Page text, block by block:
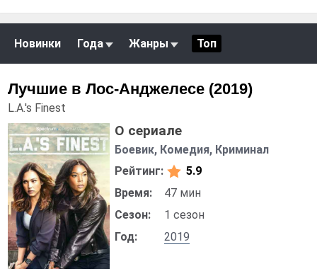
Новинки Года Жанры Топ
Лучшие в Лос-Анджелесе (2019)
L.A.'s Finest
О сериале
Боевик, Комедия, Криминал
Рейтинг:
5.9
Время:
47 мин
Сезон:
1 сезон
Год:
2019